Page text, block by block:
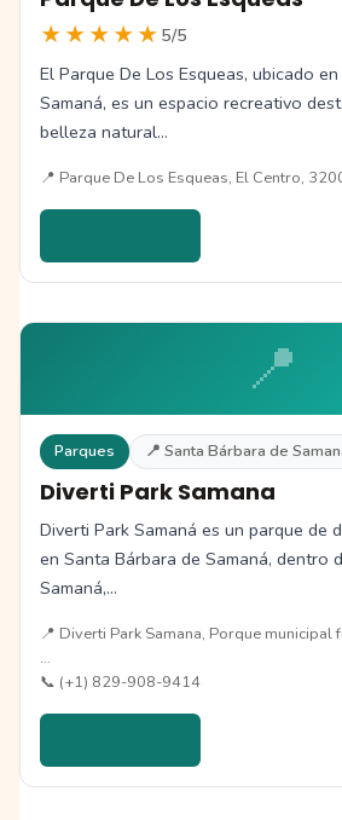
★★★★★ 5/5
El Parque De Los Esqueas, ubicado
Samaná, es un espacio recreativo
belleza natural…
📍 Parque De Los Esqueas, El Centro,
📍
Parques 📍 Santa Bárbara de
Diverti Park Samana
Diverti Park Samaná es un parque de
en Santa Bárbara de Samaná, dentro
Samaná,…
📍 Diverti Park Samana, Porque municipal
…
📞 (+1) 829-908-9414